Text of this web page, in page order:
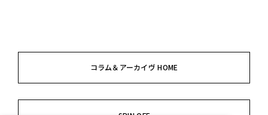
コラム＆アーカイヴ HOME